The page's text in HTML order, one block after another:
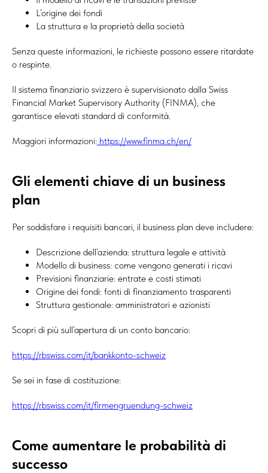
L’origine dei fondi
La struttura e la proprietà della società
Senza queste informazioni, le richieste possono essere ritardate
o respinte.
Il sistema finanziario svizzero è supervisionato dalla Swiss
Financial Market Supervisory Authority (FINMA), che
garantisce elevati standard di conformità.
Maggiori informazioni: https://www.finma.ch/en/
Gli elementi chiave di un business
plan
Per soddisfare i requisiti bancari, il business plan deve includere:
Descrizione dell’azienda: struttura legale e attività
Modello di business: come vengono generati i ricavi
Previsioni finanziarie: entrate e costi stimati
Origine dei fondi: fonti di finanziamento trasparenti
Struttura gestionale: amministratori e azionisti
Scopri di più sull’apertura di un conto bancario:
https://rbswiss.com/it/bankkonto-schweiz
Se sei in fase di costituzione:
https://rbswiss.com/it/firmengruendung-schweiz
Come aumentare le probabilità di
successo